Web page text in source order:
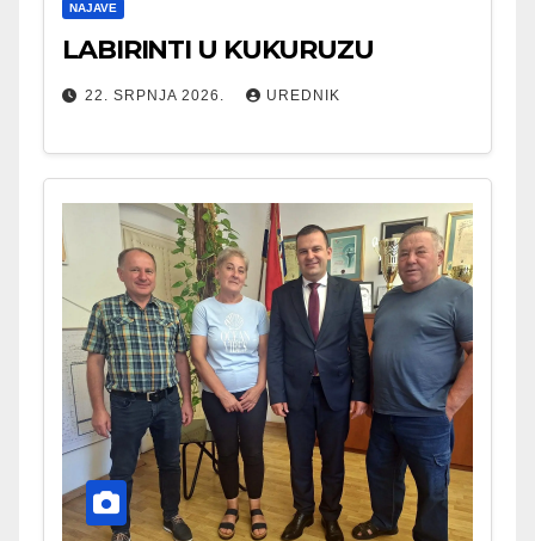
NAJAVE
LABIRINTI U KUKURUZU
22. SRPNJA 2026. UREDNIK